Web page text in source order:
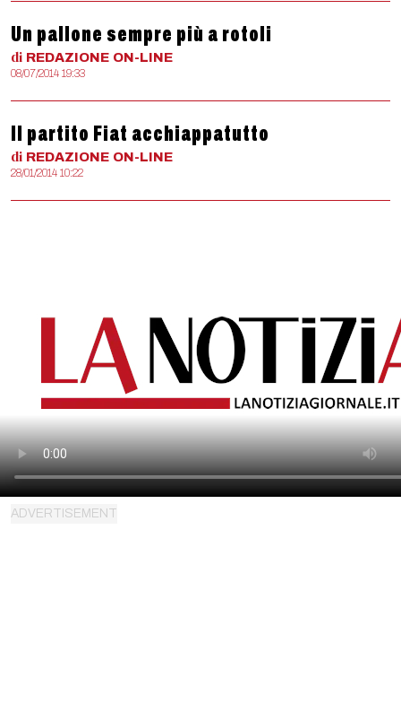
Un pallone sempre più a rotoli
di REDAZIONE ON-LINE
08/07/2014 19:33
Il partito Fiat acchiappatutto
di REDAZIONE ON-LINE
28/01/2014 10:22